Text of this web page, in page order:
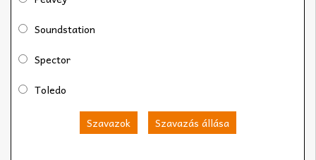
Soundstation
Spector
Toledo
Szavazok Szavazás állása